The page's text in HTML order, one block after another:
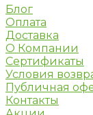
Блог
Оплата
Доставка
О Компании
Сертификаты
Условия
Публичная
Контакты